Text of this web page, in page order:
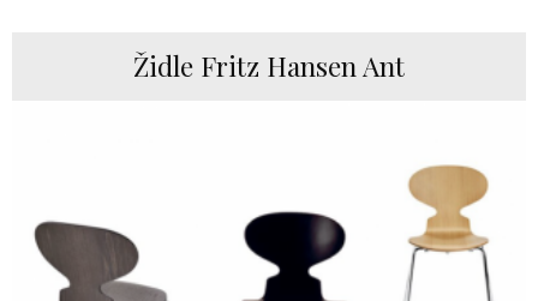
Židle Fritz Hansen Ant